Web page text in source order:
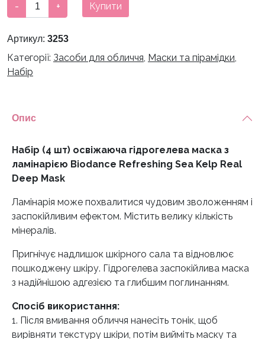
(4
освіжаюча
гідрогелева
маска
Biodance
Sea
Real
Mask
кількість
- + Купити
Артикул: 3253
Категорії: Засоби для обличчя, Маски та пірамідки,
Набір
Опис
Набір (4 шт) освіжаюча гідрогелева маска з
ламінарією Biodance Refreshing Sea Kelp Real
Deep Mask
Ламінарія може похвалитися чудовим зволоженням і
заспокійливим ефектом. Містить велику кількість
мінералів.
Пригнічує надлишок шкірного сала та відновлює
пошкоджену шкіру. Гідрогелева заспокійлива маска
з надійнішою адгезією та глибшим поглинанням.
Спосіб використання:
1. Після вмивання обличчя нанесіть тонік, щоб
вирівняти текстуру шкіри, потім вийміть маску та